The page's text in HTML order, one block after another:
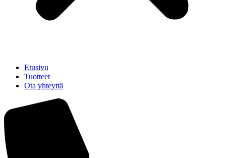
Etusivu
Tuotteet
Ota yhteyttä